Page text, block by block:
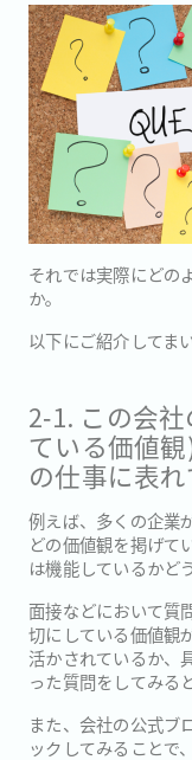
それでは実際にどの
か。
以下にご紹介してま
2‐1. この会
ている価値
の仕事に表
例えば、多くの企業
どの価値観を掲げて
は機能しているかど
面接などにおいて質
切にしている価値観
活かされているか、
った質問をしてみる
また、会社の公式ブ
ックしてみることで